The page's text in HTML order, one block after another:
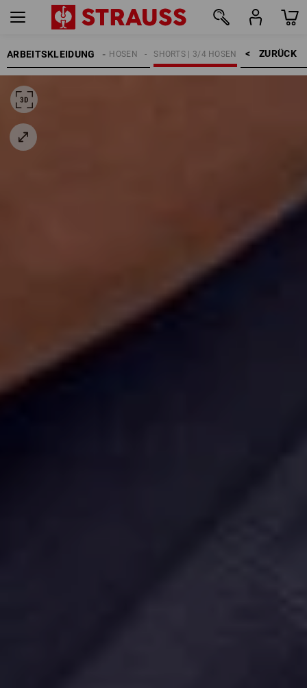
ARBEITSKLEIDUNG ZURÜCK    >
SHORTS | 3/4 HOSEN
ARBEITSHOSEN
HERREN